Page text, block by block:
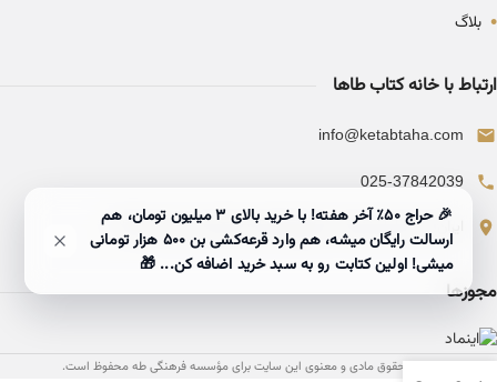
• بلاگ
ارتباط با خانه کتاب طاها
info@ketabtaha.com
025-37842039
ایران، قم، بلوار معلم، مجتمع ناشران، طبقه سوم، واحد ۳۱۴
مجوزها
تمامی حقوق مادی و معنوی این سایت برای مؤسسه فرهنگی طه محفوظ است.
🎉 حراج ۵۰٪ آخر هفته! با خرید بالای 3 میلیون تومان، هم
ارسالت رایگان میشه، هم وارد قرعه‌کشی بن ۵۰۰ هزار تومانی
میشی! اولین کتابت رو به سبد خرید اضافه کن... 🎁